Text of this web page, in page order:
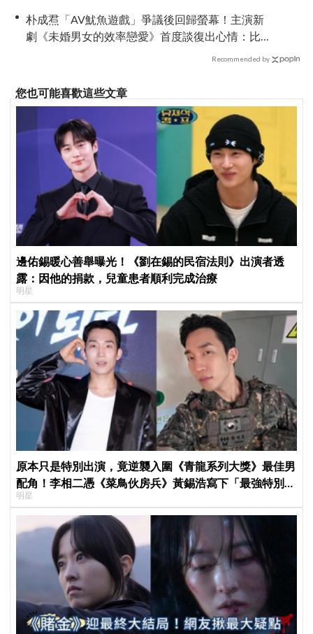
朴成焄「AV魷魚遊戲」爭議後回歸螢幕！主演新
劇《未婚男女的效率戀愛》首度談復出心情：比
Recommended by
您也可能喜歡這些文章
邊佑錫暖心善舉曝光！《劉在錫的民宿法則》出演者透
露：因他的捐款，兒童患者順利完成治療
明星
原本只是特別出演，竟逆襲入圍《青龍系列大獎》最佳男
配角！李相二憑《菜鳥伙房兵》黃錫浩寫下「最強特別出
演」傳奇
明星